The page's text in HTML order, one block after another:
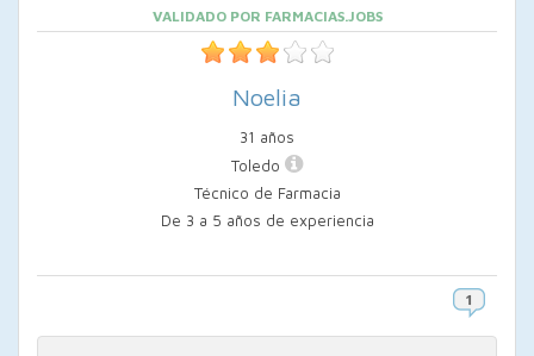
VALIDADO POR FARMACIAS.JOBS
Noelia
31 años
Toledo
Técnico de Farmacia
De 3 a 5 años de experiencia